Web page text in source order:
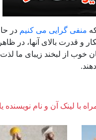
منفی گرایی می کنیم در
و قدرت بالای آنها، در
خوب از لبخند زیبای ما
با لینک آن و نام